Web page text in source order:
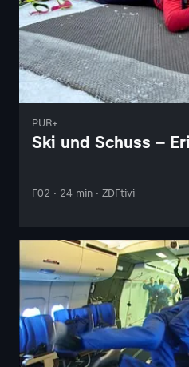
PUR+
Ski und Schuss –
F02 · 24 min · ZDFtivi